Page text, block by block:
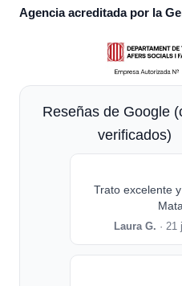
Agencia acreditada por la
Reseñas de Google
verificados)
Trato excelente
Laura G. · 21